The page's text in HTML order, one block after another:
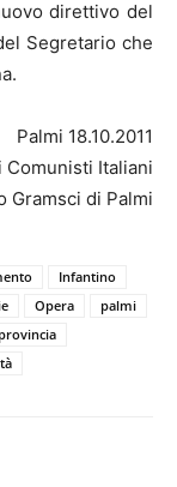
direttivo del
Segretario che
Palmi 18.10.2011
Comunisti Italiani
Gramsci di Palmi
Infantino
Opera
palmi
provincia